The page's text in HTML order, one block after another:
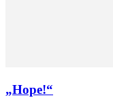
„Hope!“